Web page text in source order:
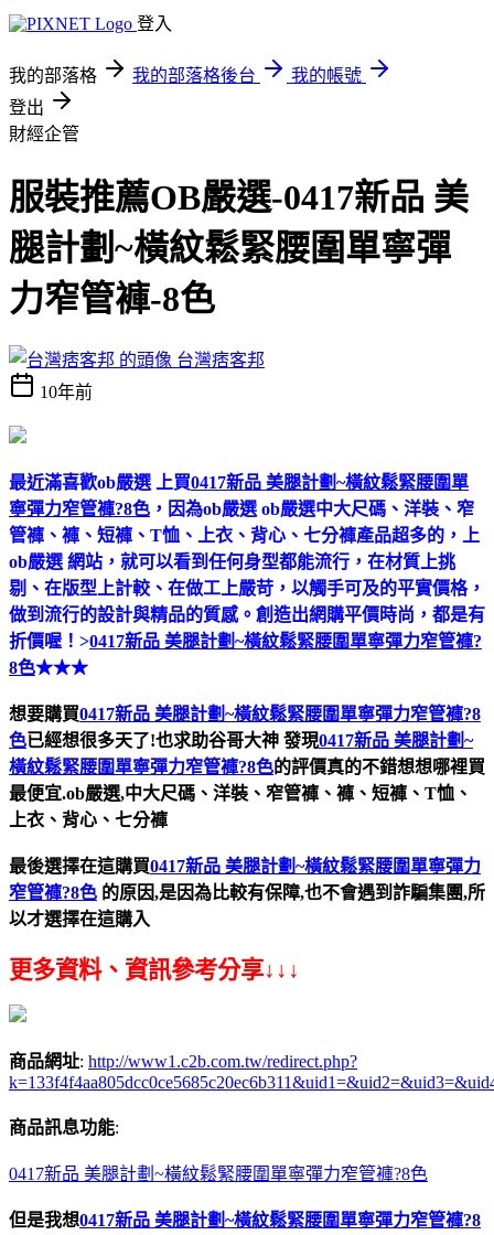
登入
我的部落格 我的部落格後台
我的帳號
登出
財經企管
服裝推薦OB嚴選-0417新品 美
腿計劃~橫紋鬆緊腰圍單寧彈
力窄管褲-8色
台灣痞客邦
10年前
最近滿喜歡ob嚴選 上買0417新品 美腿計劃~橫紋鬆緊腰圍單
寧彈力窄管褲?8色 ，因為ob嚴選 ob嚴選中大尺碼、洋裝、窄
管褲、褲、短褲、T恤、上衣、背心、七分褲產品超多的，上
ob嚴選 網站，就可以看到任何身型都能流行，在材質上挑
剔、在版型上計較、在做工上嚴苛，以觸手可及的平實價格，
做到流行的設計與精品的質感。創造出網購平價時尚，都是有
折價喔！>0417新品 美腿計劃~橫紋鬆緊腰圍單寧彈力窄管褲?
8色★★★
想要購買0417新品 美腿計劃~橫紋鬆緊腰圍單寧彈力窄管褲?8
色已經想很多天了!也求助谷哥大神 發現0417新品 美腿計劃~
橫紋鬆緊腰圍單寧彈力窄管褲?8色的評價真的不錯想想哪裡買
最便宜.ob嚴選,中大尺碼、洋裝、窄管褲、褲、短褲、T恤、
上衣、背心、七分褲
最後選擇在這購買0417新品 美腿計劃~橫紋鬆緊腰圍單寧彈力
窄管褲?8色 的原因,是因為比較有保障,也不會遇到詐騙集團,所
以才選擇在這購入
更多資料、資訊參考分享↓↓↓
商品網址: http://www1.c2b.com.tw/redirect.php?
商品訊息功能:
0417新品 美腿計劃~橫紋鬆緊腰圍單寧彈力窄管褲?8色
但是我想0417新品 美腿計劃~橫紋鬆緊腰圍單寧彈力窄管褲?8